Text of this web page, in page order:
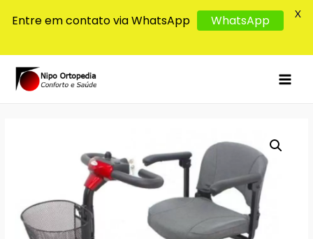
Entre em contato via WhatsApp WhatsApp X